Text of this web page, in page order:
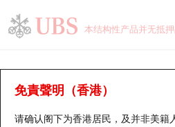
本结构性产品并无抵
免責聲明（香港）
请确认阁下为香港居民，及并非美籍
认股证分析仪
表现 街货统计 比较
瑞银认股证一览
新发行瑞银认股证
街货统计
比较
牛熊全景快搜
牛熊证搜寻
街货统计
比较
十大升幅/跌幅
十大认股证成交分布
正股分析仪
二十大活跃股份
持股比重
显示所有持股比重
每月轮证大市专题
轮证专栏